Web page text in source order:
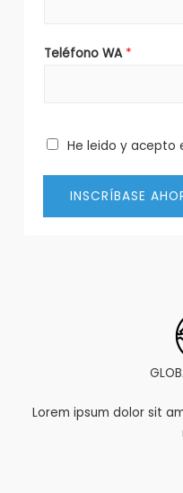
Teléfono WA *
He leido y acepto
INSCRÍBASE
Lorem ipsum dolor sit